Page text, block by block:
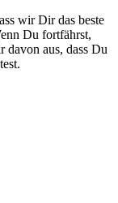
wir Dir das beste
Du fortfährst,
davon aus, dass Du